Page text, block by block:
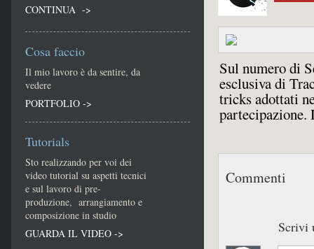
Sul numero di
esclusiva di
tricks adottati
partecipazione.
Commenti
Scrivi
CONTINUA ->
Cosa faccio
Il mio lavoro è da sentire, da
vedere
PORTFOLIO ->
Tutorials
Sto realizzando per voi dei
video tutorial su aspetti tecnici
e sul lavoro di pre-
produzione, arrangiamento e
composizione in studio
GUARDA IL VIDEO ->